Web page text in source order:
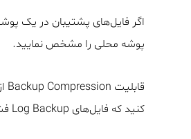
اگر فایل‌های پشتیبان در یک
پوشه محلی را مشخص نمایید.
کنید که فایل‌های Log Backup فشرده شوند یا خیر.